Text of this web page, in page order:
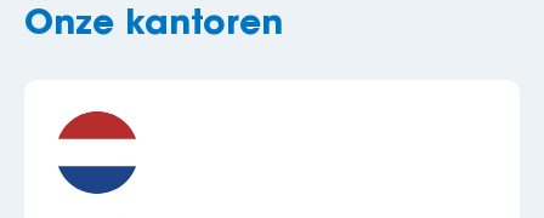
Onze kantoren